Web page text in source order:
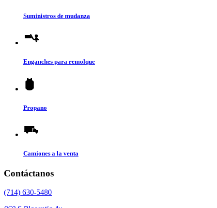
Suministros de mudanza
Enganches para remolque
Propano
Camiones a la venta
Contáctanos
(714) 630-5480